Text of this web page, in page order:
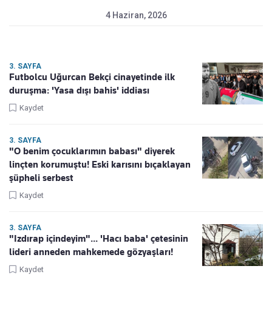
4 Haziran, 2026
3. SAYFA
Futbolcu Uğurcan Bekçi cinayetinde ilk
duruşma: 'Yasa dışı bahis' iddiası
Kaydet
3. SAYFA
"O benim çocuklarımın babası" diyerek
linçten korumuştu! Eski karısını bıçaklayan
şüpheli serbest
Kaydet
3. SAYFA
"Izdırap içindeyim"... 'Hacı baba' çetesinin
lideri anneden mahkemede gözyaşları!
Kaydet